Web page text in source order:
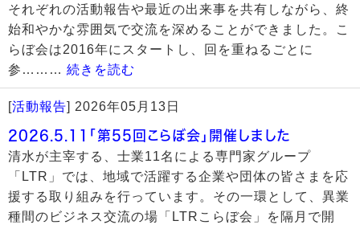
それぞれの活動報告や最近の出来事を共有しながら、終
始和やかな雰囲気で交流を深めることができました。こ
らぼ会は2016年にスタートし、回を重ねるごとに
参……… 続きを読む
[活動報告] 2026年05月13日
2026.5.11「第55回こらぼ会」開催しました
清水が主宰する、士業11名による専門家グループ
「LTR」では、地域で活躍する企業や団体の皆さまを応
援する取り組みを行っています。その一環として、異業
種間のビジネス交流の場「LTRこらぼ会」を隔月で開